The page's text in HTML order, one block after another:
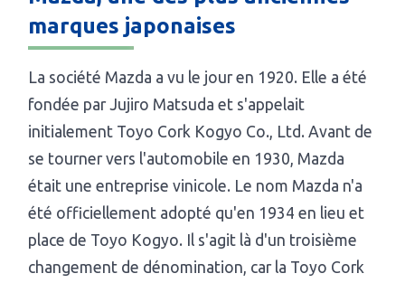
marques japonaises
La société Mazda a vu le jour en 1920. Elle a été
fondée par Jujiro Matsuda et s'appelait
initialement Toyo Cork Kogyo Co., Ltd. Avant de
se tourner vers l'automobile en 1930, Mazda
était une entreprise vinicole. Le nom Mazda n'a
été officiellement adopté qu'en 1934 en lieu et
place de Toyo Kogyo. Il s'agit là d'un troisième
changement de dénomination, car la Toyo Cork